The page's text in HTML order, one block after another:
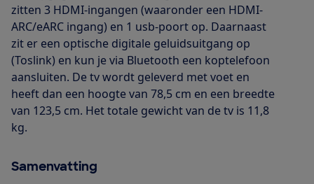
zitten 3 HDMI-ingangen (waaronder een HDMI-
ARC/eARC ingang) en 1 usb-poort op. Daarnaast
zit er een optische digitale geluidsuitgang op
(Toslink) en kun je via Bluetooth een koptelefoon
aansluiten. De tv wordt geleverd met voet en
heeft dan een hoogte van 78,5 cm en een breedte
van 123,5 cm. Het totale gewicht van de tv is 11,8
kg.
Samenvatting